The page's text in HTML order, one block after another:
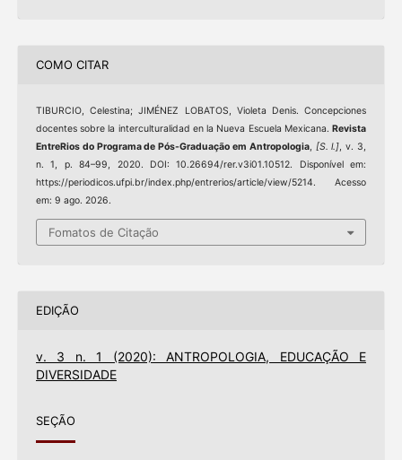
COMO CITAR
TIBURCIO, Celestina; JIMÉNEZ LOBATOS, Violeta Denis. Concepciones
docentes sobre la interculturalidad en la Nueva Escuela Mexicana.Revista
EntreRios do Programa de Pós-Graduação em Antropologia, [S. l.], v. 3,
n. 1, p. 84–99, 2020. DOI: 10.26694/rer.v3i01.10512. Disponível em:
https://periodicos.ufpi.br/index.php/entrerios/article/view/5214. Acesso
em: 9 ago. 2026.
Fomatos de Citação
EDIÇÃO
v. 3 n. 1 (2020): ANTROPOLOGIA, EDUCAÇÃO E
DIVERSIDADE
SEÇÃO